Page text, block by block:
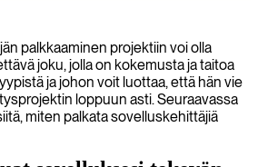
palkkaaminen projektiin voi olla
joku, jolla on kokemusta ja taitoa
ja johon voit luottaa, että hän vie
loppuun asti. Seuraavassa
miten palkata sovelluskehittäjiä